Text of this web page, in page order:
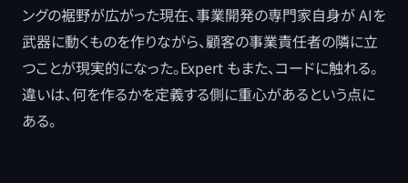
ングの裾野が広がった現在、事業開発の専門家自身が AIを
武器に動くものを作りながら、顧客の事業責任者の隣に立
つことが現実的になった。Expert もまた、コードに触れる。
違いは、何を作るかを定義する側に重心があるという点に
ある。